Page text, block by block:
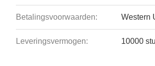
Betalingsvoorwaarden: Western
Leveringsvermogen: 10000